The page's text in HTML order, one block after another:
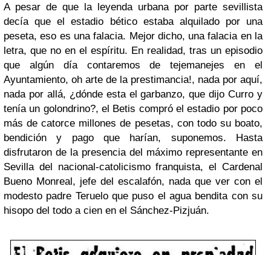
A pesar de que la leyenda urbana por parte sevillista
decía que el estadio bético estaba alquilado por una
peseta, eso es una falacia. Mejor dicho, una falacia en la
letra, que no en el espíritu. En realidad, tras un episodio
que algún día contaremos de tejemanejes en el
Ayuntamiento, oh arte de la prestimancia!, nada por aquí,
nada por allá, ¿dónde esta el garbanzo, que dijo Curro y
tenía un golondrino?, el Betis compró el estadio por poco
más de catorce millones de pesetas, con todo su boato,
bendición y pago que harían, suponemos. Hasta
disfrutaron de la presencia del máximo representante en
Sevilla del nacional-catolicismo franquista, el Cardenal
Bueno Monreal, jefe del escalafón, nada que ver con el
modesto padre Teruelo que puso el agua bendita con su
hisopo del todo a cien en el Sánchez-Pizjuán.